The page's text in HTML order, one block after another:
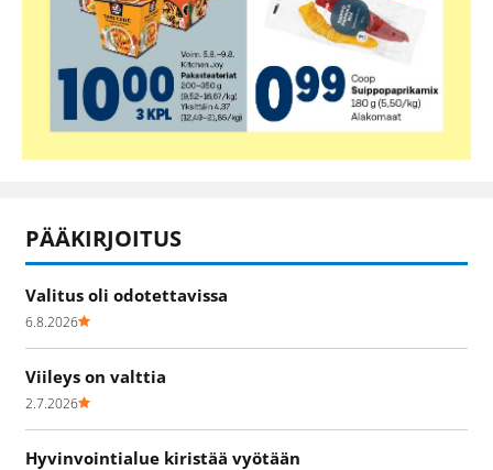
PÄÄKIRJOITUS
Valitus oli odotettavissa
6.8.2026
Viileys on valttia
2.7.2026
Hyvinvointialue kiristää vyötään